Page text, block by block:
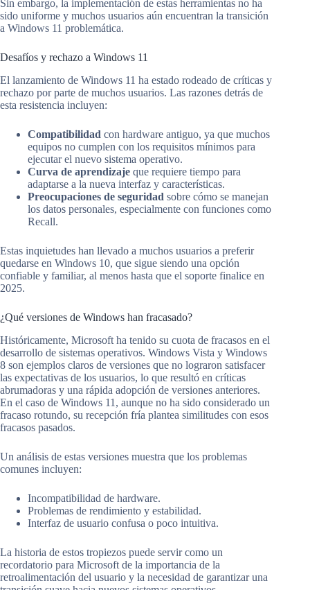
Sin embargo, la implementación de estas herramientas no ha
sido uniforme y muchos usuarios aún encuentran la transición
a Windows 11 problemática.
Desafíos y rechazo a Windows 11
El lanzamiento de Windows 11 ha estado rodeado de críticas y
rechazo por parte de muchos usuarios. Las razones detrás de
esta resistencia incluyen:
Compatibilidad con hardware antiguo, ya que muchos
equipos no cumplen con los requisitos mínimos para
ejecutar el nuevo sistema operativo.
Curva de aprendizaje que requiere tiempo para
adaptarse a la nueva interfaz y características.
Preocupaciones de seguridad sobre cómo se manejan
los datos personales, especialmente con funciones como
Recall.
Estas inquietudes han llevado a muchos usuarios a preferir
quedarse en Windows 10, que sigue siendo una opción
confiable y familiar, al menos hasta que el soporte finalice en
2025.
¿Qué versiones de Windows han fracasado?
Históricamente, Microsoft ha tenido su cuota de fracasos en el
desarrollo de sistemas operativos. Windows Vista y Windows
8 son ejemplos claros de versiones que no lograron satisfacer
las expectativas de los usuarios, lo que resultó en críticas
abrumadoras y una rápida adopción de versiones anteriores.
En el caso de Windows 11, aunque no ha sido considerado un
fracaso rotundo, su recepción fría plantea similitudes con esos
fracasos pasados.
Un análisis de estas versiones muestra que los problemas
comunes incluyen:
Incompatibilidad de hardware.
Problemas de rendimiento y estabilidad.
Interfaz de usuario confusa o poco intuitiva.
La historia de estos tropiezos puede servir como un
recordatorio para Microsoft de la importancia de la
retroalimentación del usuario y la necesidad de garantizar una